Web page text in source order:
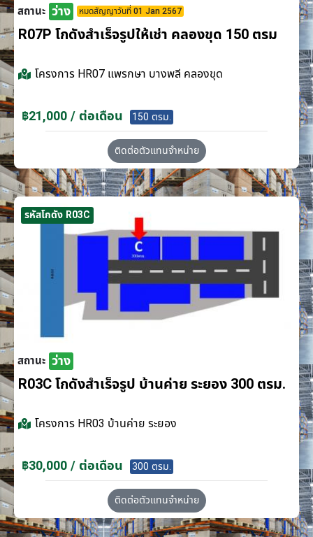
สถานะ ว่าง หมดสัญญาวันที่ 01 Jan 2567
R07P โกดังสำเร็จรูปให้เช่า คลองขุด 150 ตรม
โครงการ HR07 แพรกษา บางพลี คลองขุด
฿21,000 / ต่อเดือน 150 ตรม.
ติดต่อตัวแทนจำหน่าย
รหัสโกดัง R03C
สถานะ ว่าง
R03C โกดังสำเร็จรูป บ้านค่าย ระยอง 300 ตรม.
โครงการ HR03 บ้านค่าย ระยอง
฿30,000 / ต่อเดือน 300 ตรม.
ติดต่อตัวแทนจำหน่าย